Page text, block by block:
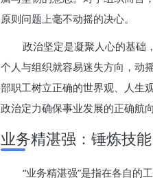
原则问题上毫不动摇的决心。
政治坚定是凝聚人心的基础
个人与组织就容易迷失方向，动
部职工树立正确的世界观、人生
政治定力确保事业发展的正确航
业务精湛强：锤炼技
“业务精湛强”是指在各自的